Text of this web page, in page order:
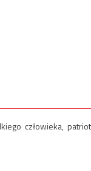
człowieka,